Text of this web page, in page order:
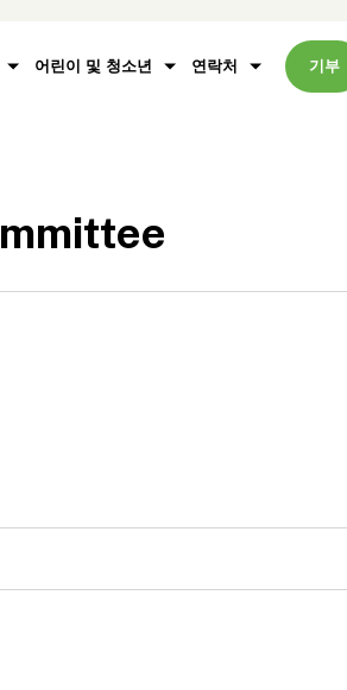
어린이 및 청소년 연락처 기부